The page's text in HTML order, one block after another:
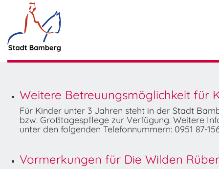
Weitere Betreuungsmöglichkeit für
Für Kinder unter 3 Jahren steht in der Stadt
bzw. Großtagespflege zur Verfügung. Weitere
unter den folgenden Telefonnummern: 0951 87-
Vormerkungen für Die Wilden